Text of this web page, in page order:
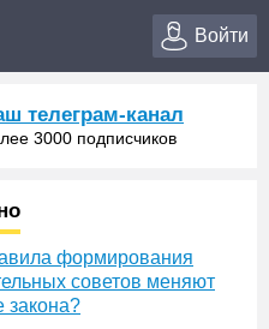
Войти
телеграм-канал
3000 подписчиков
формирования
советов меняют
закона?